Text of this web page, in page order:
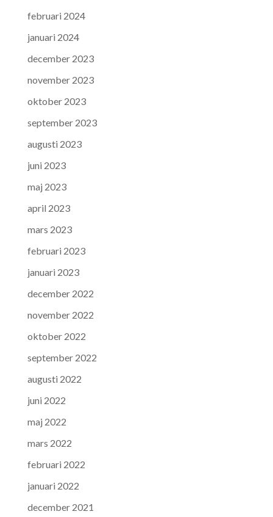
februari 2024
januari 2024
december 2023
november 2023
oktober 2023
september 2023
augusti 2023
juni 2023
maj 2023
april 2023
mars 2023
februari 2023
januari 2023
december 2022
november 2022
oktober 2022
september 2022
augusti 2022
juni 2022
maj 2022
mars 2022
februari 2022
januari 2022
december 2021